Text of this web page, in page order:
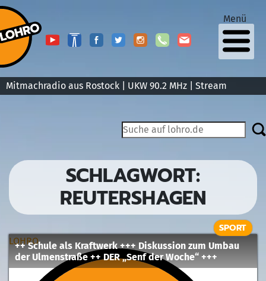
Mitmachradio aus Rostock | UKW 90.2 MHz | Stream
Menü
SCHLAGWORT:
REUTERSHAGEN
LOHRO
++ Schule als Kraftwerk +++ Diskussion zum Umbau
der Ulmenstraße ++ DER „Senf der Woche“ +++
SPORT